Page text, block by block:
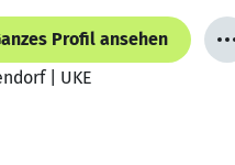
Profil ansehen
| UKE